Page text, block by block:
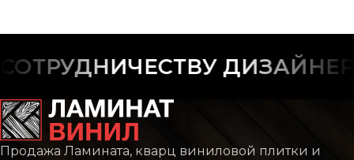
ДИЗАЙНЕРОВ
Продажа Ламината, кварц виниловой плитки и